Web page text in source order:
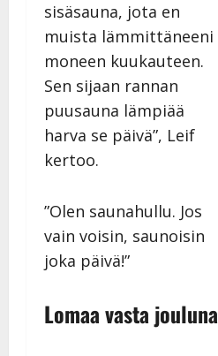
sisäsauna, jota en
muista lämmittäneeni
moneen kuukauteen.
Sen sijaan rannan
puusauna lämpiää
harva se päivä”, Leif
kertoo.
”Olen saunahullu. Jos
vain voisin, saunoisin
joka päivä!”
Lomaa vasta jouluna